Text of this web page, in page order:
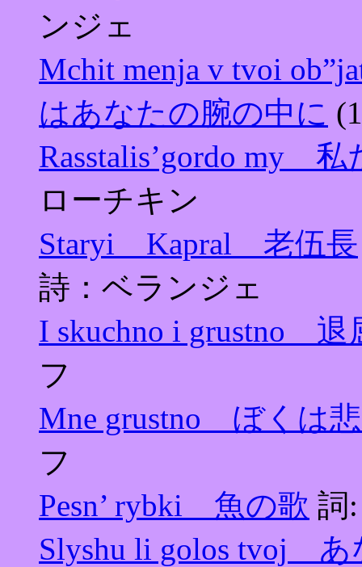
ンジェ
Mchit menja v tvoi
はあなたの腕の中に
Rasstalis’gordo my
ローチキン
Staryi Kapral 老伍長
詩：ベランジェ
I skuchno i grustno 退
フ
Mne grustno ぼくは
フ
Pesn’ rybki 魚の歌 詞
Slyshu li golos tvoj あ